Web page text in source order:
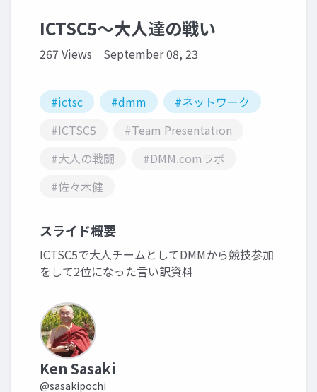
ICTSC5〜大人達の戦い
267 Views September 08, 23
#ictsc #dmm
#ネットワーク
#ICTSC5
#Team Presentation
#大人の戦闘
#DMM.comラボ
#佐々木健
スライド概要
ICTSC5で大人チームとしてDMMから競技参加
をして2位になった言い訳資料
Ken Sasaki
@sasakipochi